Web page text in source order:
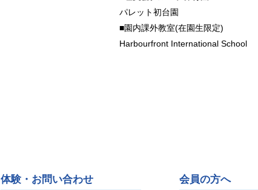
パレット初台園
■園内課外教室(在園生限定)
Harbourfront International School
体験・お問い合わせ 会員の方へ